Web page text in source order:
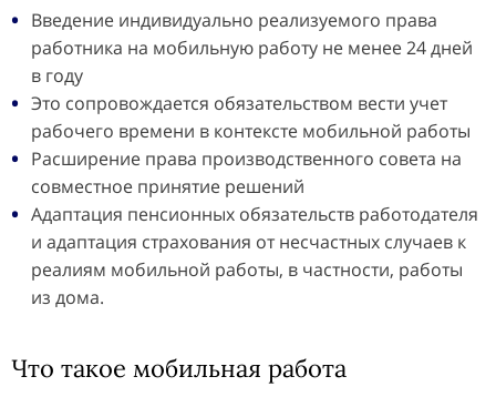
Введение индивидуально реализуемого права
работника на мобильную работу не менее 24 дней
в году
Это сопровождается обязательством вести учет
рабочего времени в контексте мобильной работы
Расширение права производственного совета на
совместное принятие решений
Адаптация пенсионных обязательств работодателя
и адаптация страхования от несчастных случаев к
реалиям мобильной работы, в частности, работы
из дома.
Что такое мобильная работа